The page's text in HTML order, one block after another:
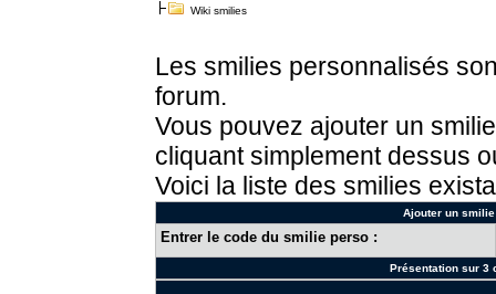
Wiki smilies
Les smilies personnalisés
forum.
Vous pouvez ajouter un
cliquant simplement dessus
Voici la liste des smilies
Ajouter un
Entrer le code du smilie perso :
Présentation sur 3